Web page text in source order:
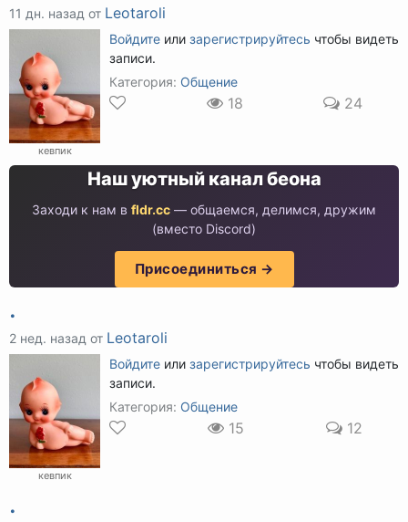
11 дн. назад от Leotaroli
кевпик
Войдите или зарегистрируйтесь чтобы видеть
записи.
Категория: Общение
18 24
Наш уютный канал беона
Заходи к нам в fldr.cc — общаемся, делимся, дружим
(вместо Discord)
Присоединиться →
.
2 нед. назад от Leotaroli
кевпик
Войдите или зарегистрируйтесь чтобы видеть
записи.
Категория: Общение
15 12
.